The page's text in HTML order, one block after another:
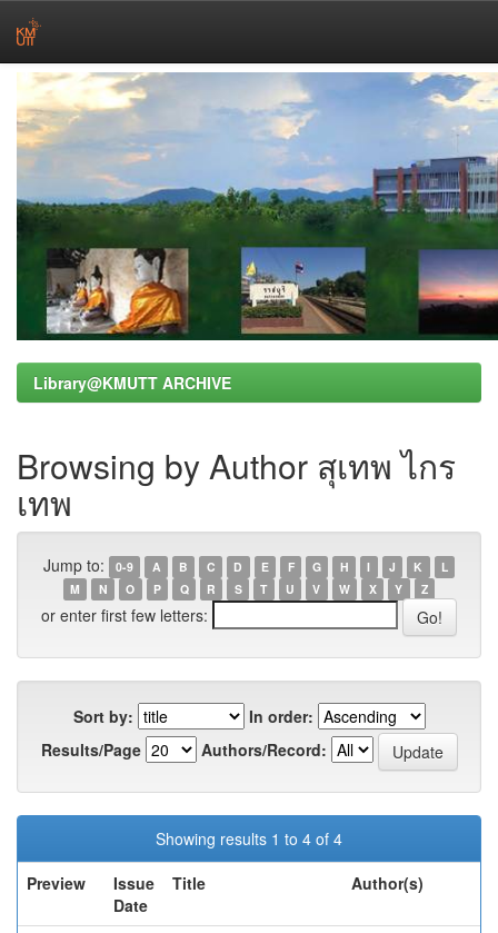
Skip
navigation
Library@KMUTT ARCHIVE
Browsing by Author สุเทพ ไกร
เทพ
Jump to: 0-9 A B C D E F G H I J K
L
M
N O P Q R S T U V W X Y Z
or enter first few letters:
Sort by:
In order:
Results/Page
Authors/Record:
Showing results 1 to 4 of 4
Preview
Issue
Date
Title Author(s)